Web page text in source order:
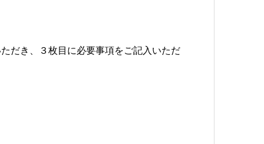
だき、３枚目に必要事項をご記入いただ